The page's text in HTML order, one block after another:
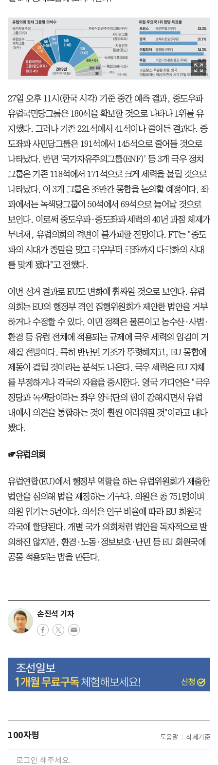
27일 오후 11시(한국 시각) 기준 중간 예측 결과, 중도우파
유럽국민당그룹은 180석을 확보할 것으로 나타나 1위를 유
지했다. 그러나 기존 221석에서 41석이나 줄어든 결과다. 중
도좌파 사민당그룹은 191석에서 145석으로 줄어들 것으로
나타났다. 반면 '국가자유주의그룹(ENF)' 등 3개 극우 정치
그룹은 기존 118석에서 171석으로 크게 세력을 불릴 것으로
나타났다. 이 3개 그룹은 조만간 통합을 논의할 예정이다. 좌
파에서는 녹색당그룹이 50석에서 69석으로 늘어날 것으로
보인다. 이로써 중도우파·중도좌파 세력의 40년 과점 체제가
무너져, 유럽의회의 격변이 불가피할 전망이다. FT는 "중도
파의 시대가 종말을 맞고 극우부터 극좌까지 다극화의 시대
를 맞게 됐다"고 전했다.
이번 선거 결과로 EU도 변화에 휩싸일 것으로 보인다. 유럽
의회는 EU의 행정부 격인 집행위원회가 제안한 법안을 거부
하거나 수정할 수 있다. 이민 정책은 물론이고 농수산·사법·
환경 등 유럽 전체에 적용되는 규제에 극우 세력의 입김이 거
세질 전망이다. 특히 반난민 기조가 뚜렷해지고, EU 통합에
제동이 걸릴 것이라는 분석도 나온다. 극우 세력은 EU 자체
를 부정하거나 각국의 자율을 중시한다. 영국 가디언은 "극우
정당과 녹색당이라는 좌우 양극단의 힘이 강해지면서 유럽
내에서 의견을 통합하는 것이 훨씬 어려워질 것"이라고 내다
봤다.
☞유럽의회
유럽연합(EU)에서 행정부 역할을 하는 유럽위원회가 제출한
법안을 심의해 법을 제정하는 기구다. 의원은 총 751명이며
의원 임기는 5년이다. 의석은 인구 비율에 따라 EU 회원국
각국에 할당된다. 개별 국가 의회처럼 법안을 독자적으로 발
의하진 않지만, 환경·노동·정보보호·난민 등 EU 회원국에
공통 적용되는 법을 만든다.
손진석 기자
100자평 도움말 삭제기준